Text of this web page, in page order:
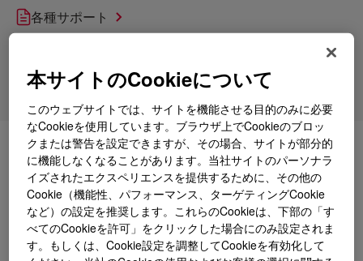
各種サポート
製品技術
詳細 消臭剤と制汗剤
本サイトのCookieについて
このウェブサイトでは、サイトを機能させる目的のみに必要
なCookieを使用しています。ブラウザ上でCookieのブロッ
クまたは警告を設定できますが、その場合、サイトが部分的
に機能しなくなることがあります。当社サイトのパーソナラ
イズされたエクスペリエンスを提供するために、その他の
Cookie（機能性、パフォーマンス、ターゲティングCookie
など）の設定を推奨します。これらのCookieは、下部の「す
べてのCookieを許可」をクリックした場合にのみ設定されま
す。もしくは、Cookie設定を調整してCookieを有効化して